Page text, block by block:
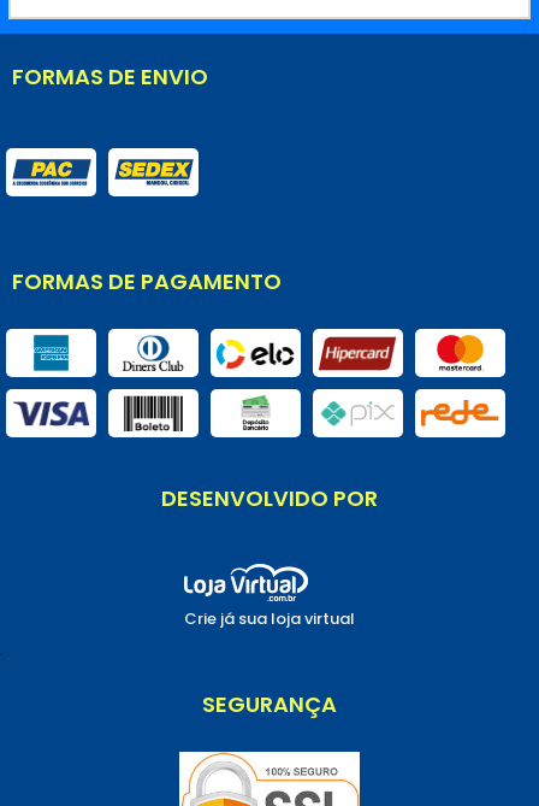
FORMAS DE ENVIO
FORMAS DE PAGAMENTO
DESENVOLVIDO POR
Crie já sua loja virtual
.
SEGURANÇA